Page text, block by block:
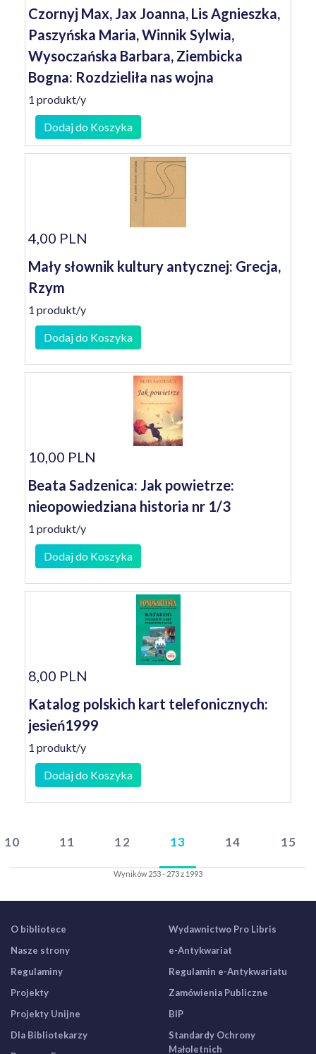
Czornyj Max, Jax Joanna, Lis Agnieszka,
Paszyńska Maria, Winnik Sylwia,
Wysoczańska Barbara, Ziembicka
Bogna: Rozdzieliła nas wojna
1 produkt/y
Dodaj do Koszyka
4,00 PLN
Mały słownik kultury antycznej: Grecja,
Rzym
1 produkt/y
Dodaj do Koszyka
10,00 PLN
Beata Sadzenica: Jak powietrze:
nieopowiedziana historia nr 1/3
1 produkt/y
Dodaj do Koszyka
8,00 PLN
Katalog polskich kart telefonicznych:
jesień1999
1 produkt/y
Dodaj do Koszyka
10 11 12 13 14 15
Wyników 253 - 273 z 1993
O bibliotece
Nasze strony
Regulaminy
Projekty
Projekty Unijne
Dla Bibliotekarzy
Wydawnictwo Pro Libris
e-Antykwariat
Regulamin e-Antykwariatu
Zamówienia Publiczne
BIP
Standardy Ochrony
Małoletnich